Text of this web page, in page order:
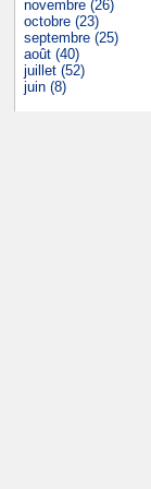
novembre (26)
octobre (23)
septembre (25)
août (40)
juillet (52)
juin (8)